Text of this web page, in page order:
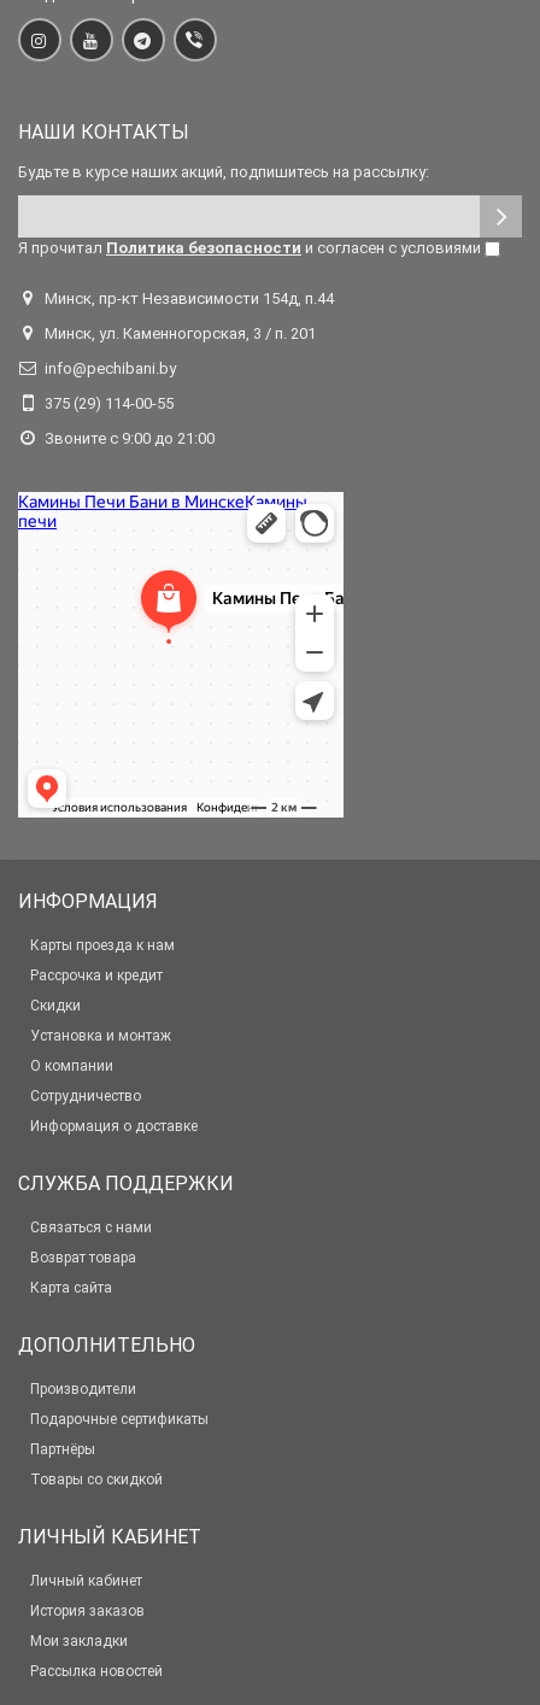
НАШИ КОНТАКТЫ
Будьте в курсе наших акций, подпишитесь на рассылку:
Я прочитал Политика безопасности и согласен с условиями
Минск, пр-кт Независимости 154д, п.44
Минск, ул. Каменногорская, 3 / п. 201
info@pechibani.by
375 (29) 114-00-55
Звоните с 9:00 до 21:00
ИНФОРМАЦИЯ
Карты проезда к нам
Рассрочка и кредит
Скидки
Установка и монтаж
О компании
Сотрудничество
Информация о доставке
СЛУЖБА ПОДДЕРЖКИ
Связаться с нами
Возврат товара
Карта сайта
ДОПОЛНИТЕЛЬНО
Производители
Подарочные сертификаты
Партнёры
Товары со скидкой
ЛИЧНЫЙ КАБИНЕТ
Личный кабинет
История заказов
Мои закладки
Рассылка новостей